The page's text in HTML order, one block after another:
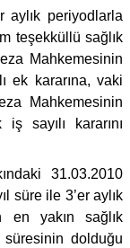
aylık periyodlarla
teşekküllü sağlık
Mahkemesinin
ek kararına, vaki
Mahkemesinin
sayılı kararını
31.03.2010
süre ile 3’er aylık
en yakın sağlık
dolduğu